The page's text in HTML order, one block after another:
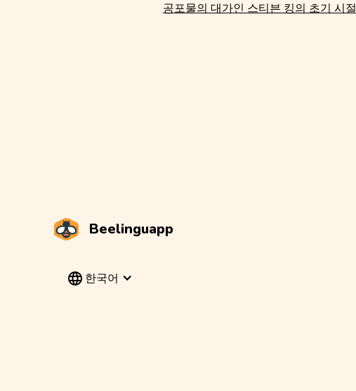
공포물의 대가인 스티븐 킹의 초기 시절
Beelinguapp
한국어